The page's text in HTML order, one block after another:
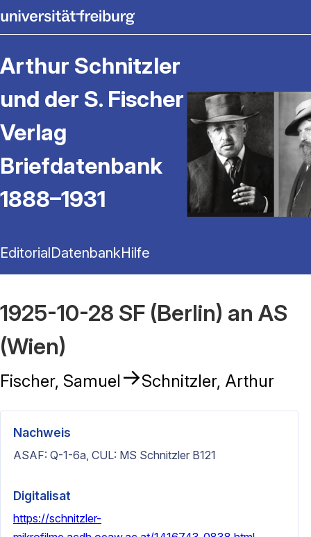
Arthur Schnitzler
und der S. Fischer
Verlag
Briefdatenbank
1888–1931
EditorialDatenbankHilfe
1925-10-28 SF (Berlin) an AS
(Wien)
Fischer, Samuel →Schnitzler, Arthur
Nachweis
ASAF: Q-1-6a, CUL: MS Schnitzler B121
Digitalisat
https://schnitzler-